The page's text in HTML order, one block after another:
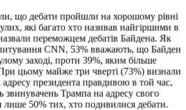
що дебати пройшли на хорошому рівні
які багато хто називав найгіршими в
назвали переможцем дебатів Байдена. Як
CNN, 53% вважають, що Байден
заході, проти 39%, яким більше
цьому майже три чверті (73%) визнали
президента правдивою в той час,
звинувачень Трампа на адресу свого
лише 50% тих, хто подивилися дебати.